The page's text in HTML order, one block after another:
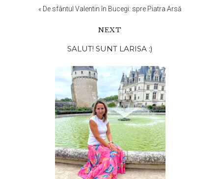
« De sfântul Valentin în Bucegi: spre Piatra Arsă
NEXT
principală
SALUT! SUNT LARISA :)